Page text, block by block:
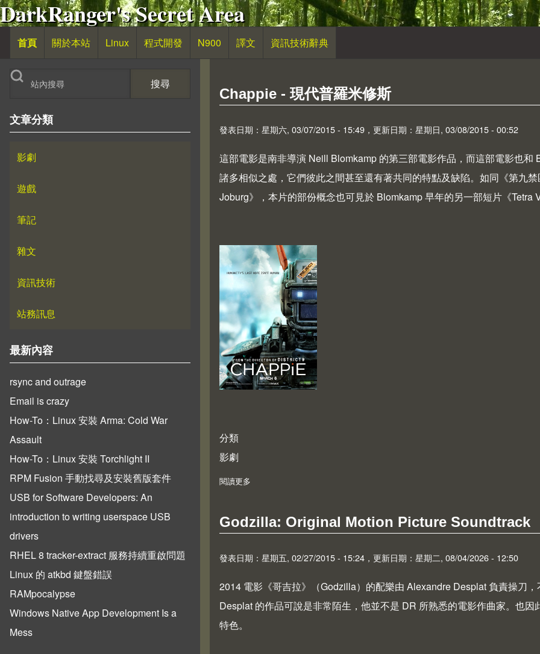
移至主內容
DarkRanger's Secret Area
主導覽
首頁 關於本站 Linux 程式開發 N900 譯文 資訊技術辭典
搜尋
文章分類
影劇
遊戲
筆記
雜文
資訊技術
站務訊息
最新內容
rsync and outrage
Email is crazy
How-To：Linux 安裝 Arma: Cold War
Assault
How-To：Linux 安裝 Torchlight II
RPM Fusion 手動找尋及安裝舊版套件
USB for Software Developers: An
introduction to writing userspace USB
drivers
RHEL 8 tracker-extract 服務持續重啟問題
Linux 的 atkbd 鍵盤錯誤
RAMpocalypse
Windows Native App Development Is a
Mess
Chappie - 現代普羅米修斯
發表日期：星期六, 03/07/2015 - 15:49，更新日期：星期日, 03/08/2015 - 00:52
這部電影是南非導演 Neill Blomkamp 的第三部電影作品，而這部電影也和
諸多相似之處，它們彼此之間甚至還有著共同的特點及缺陷。如同《第九
Joburg》，本片的部份概念也可見於 Blomkamp 早年的另一部短片《Tetra
分類
影劇
閱讀更多
Godzilla: Original Motion Picture Soundtrack
發表日期：星期五, 02/27/2015 - 15:24，更新日期：星期二, 08/04/2026 - 12:50
2014 電影《哥吉拉》（Godzilla）的配樂由 Alexandre Desplat 負責操刀
Desplat 的作品可說是非常陌生，他並不是 DR 所熟悉的電影作曲家。也
特色。